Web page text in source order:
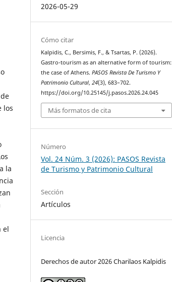
los
la
el
2026-05-29
Cómo citar
Kalpidis, C., Bersimis, F., & Tsartas, P. (2026).
Gastro-tourism as an alternative form of tourism:
the case of Athens.PASOS Revista De Turismo Y
Patrimonio Cultural,24(3), 683–702.
https://doi.org/10.25145/j.pasos.2026.24.045
Más formatos de cita
Número
Vol. 24 Núm. 3 (2026): PASOS Revista
de Turismo y Patrimonio Cultural
Sección
Artículos
Licencia
Derechos de autor 2026 Charilaos Kalpidis